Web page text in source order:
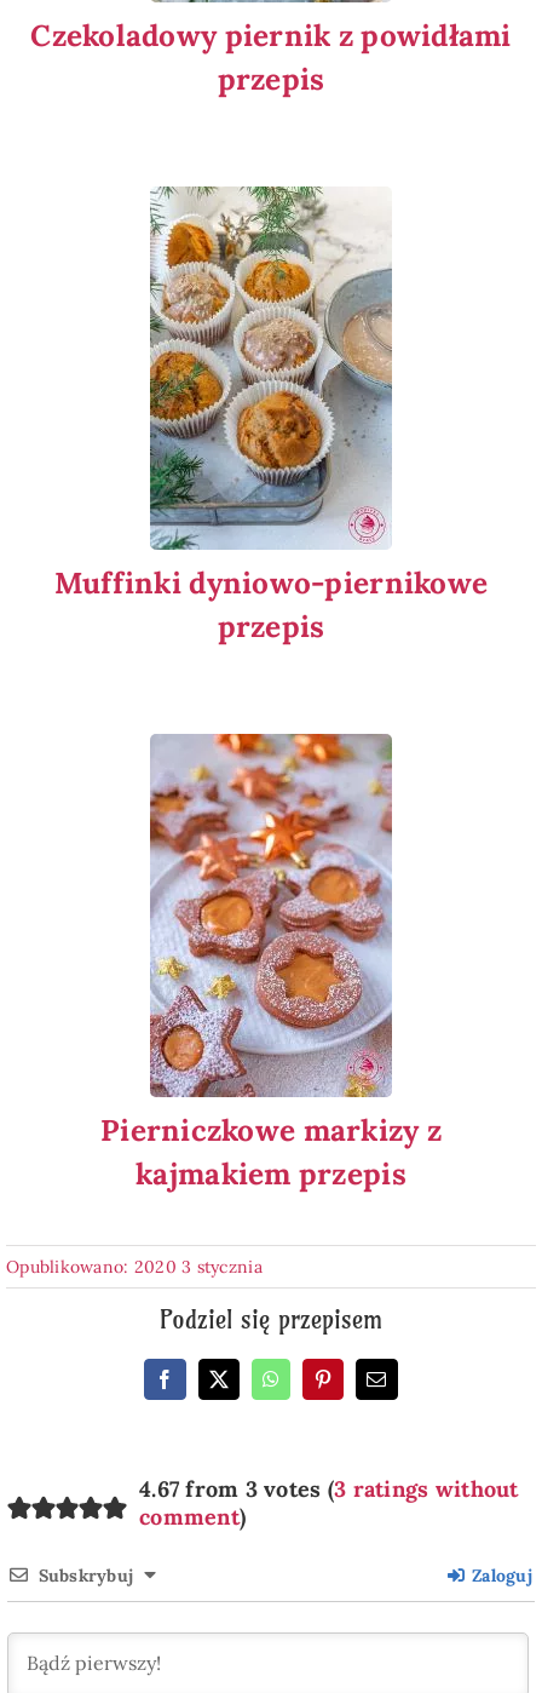
Czekoladowy piernik z powidłami
przepis
Muffinki dyniowo-piernikowe
przepis
Pierniczkowe markizy z
kajmakiem przepis
Opublikowano: 2020 3 stycznia
Podziel się przepisem
4.67 from 3 votes (3 ratings without
comment)
Subskrybuj Zaloguj